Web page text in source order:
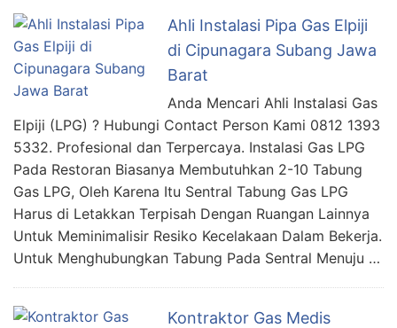
Ahli Instalasi Pipa Gas Elpiji
di Cipunagara Subang Jawa
Barat
Anda Mencari Ahli Instalasi Gas
Elpiji (LPG) ? Hubungi Contact Person Kami 0812 1393
5332. Profesional dan Terpercaya. Instalasi Gas LPG
Pada Restoran Biasanya Membutuhkan 2-10 Tabung
Gas LPG, Oleh Karena Itu Sentral Tabung Gas LPG
Harus di Letakkan Terpisah Dengan Ruangan Lainnya
Untuk Meminimalisir Resiko Kecelakaan Dalam Bekerja.
Untuk Menghubungkan Tabung Pada Sentral Menuju …
Kontraktor Gas Medis